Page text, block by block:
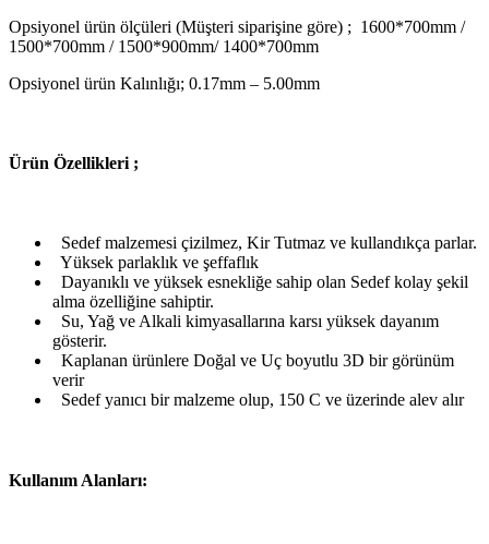
Opsiyonel ürün ölçüleri (Müşteri siparişine göre) ; 1600*700mm /
1500*700mm / 1500*900mm/ 1400*700mm
Opsiyonel ürün Kalınlığı; 0.17mm – 5.00mm
Ürün Özellikleri ;
Sedef malzemesi çizilmez, Kir Tutmaz ve kullandıkça parlar.
Yüksek parlaklık ve şeffaflık
Dayanıklı ve yüksek esnekliğe sahip olan Sedef kolay şekil
alma özelliğine sahiptir.
Su, Yağ ve Alkali kimyasallarına karsı yüksek dayanım
gösterir.
Kaplanan ürünlere Doğal ve Uç boyutlu 3D bir görünüm
verir
Sedef yanıcı bir malzeme olup, 150 C ve üzerinde alev alır
Kullanım Alanları: